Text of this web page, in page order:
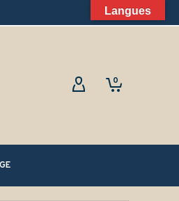
0
Langues